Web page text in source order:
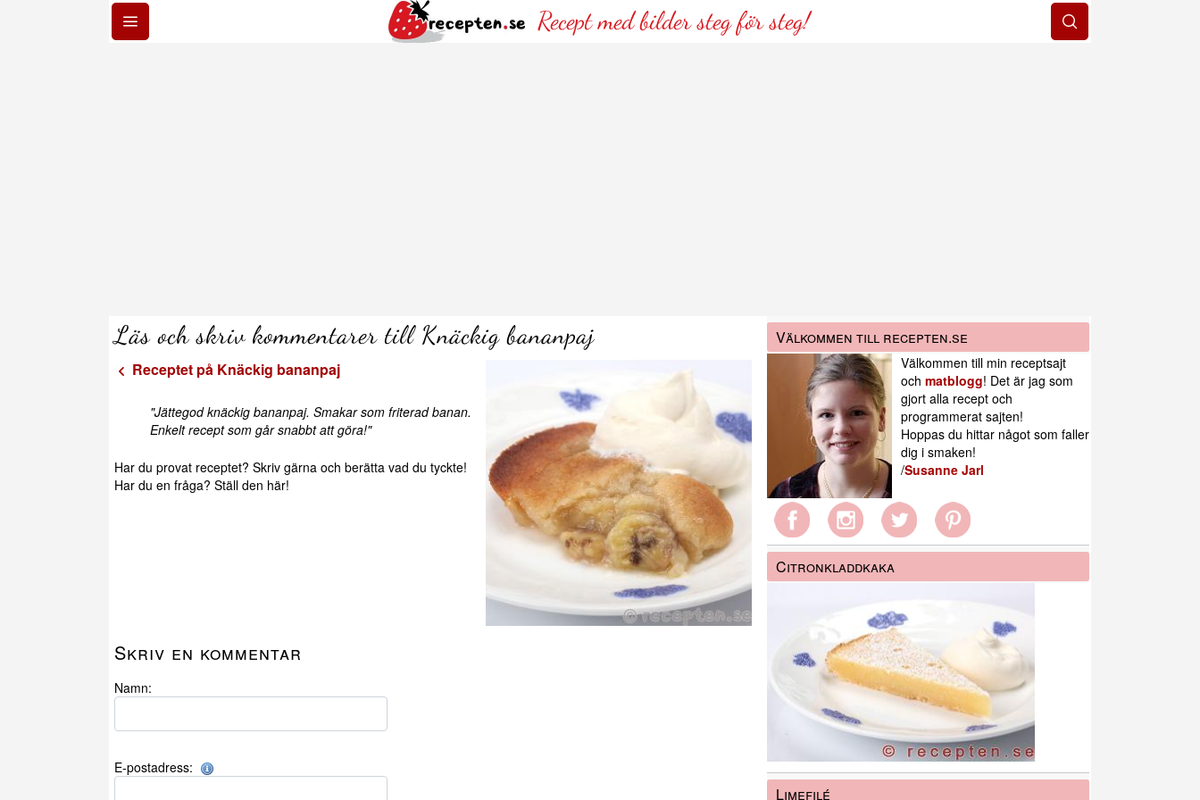
Recept med bilder steg för steg!
Läs och skriv kommentarer till Knäckig bananpaj
Receptet på Knäckig bananpaj
"Jättegod knäckig bananpaj. Smakar som friterad banan.
Enkelt recept som går snabbt att göra!"
Har du provat receptet? Skriv gärna och berätta vad du tyckte!
Har du en fråga? Ställ den här!
Skriv en kommentar
Namn:
E-postadress:
Välkommen till recepten.se
Välkommen till min receptsajt
och matblogg! Det är jag som
gjort alla recept och
programmerat sajten!
Hoppas du hittar något som faller
dig i smaken!
/Susanne Jarl
Citronkladdkaka
Limefilé